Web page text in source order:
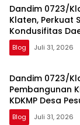
Dandim 0723/
Klaten, Perkuat
Kondusifitas
Blog Juli 31, 2026
Dandim 0723/
Pembangunan
KDKMP Desa
Blog Juli 31, 2026